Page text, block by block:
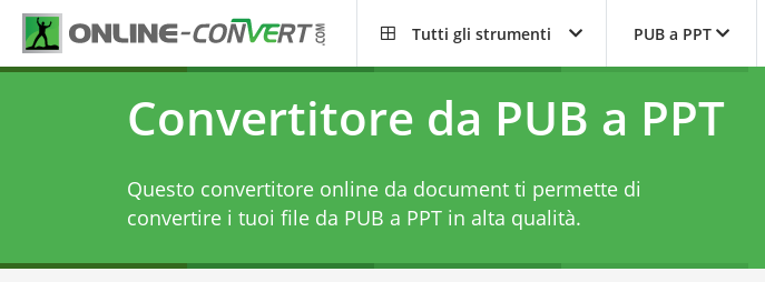
Tutti gli strumenti PUB a PPT
Convertitore da PUB a PPT
Questo convertitore online da document ti permette di
convertire i tuoi file da PUB a PPT in alta qualità.